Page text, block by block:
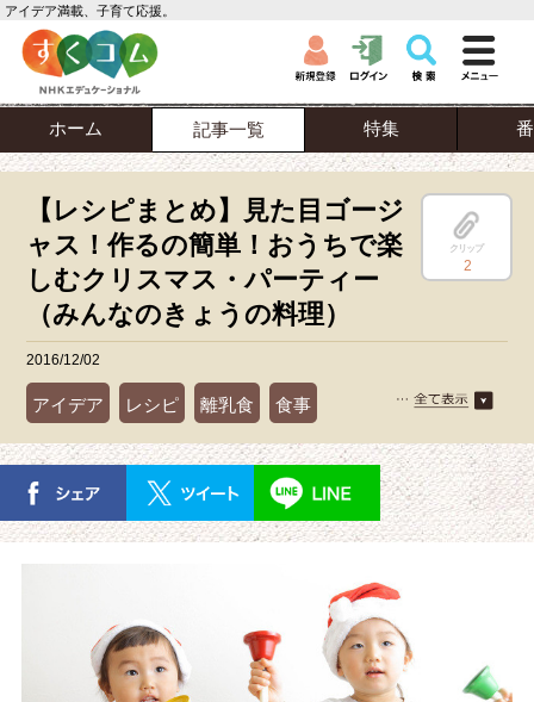
アイデア満載、子育て応援。
ホーム 記事一覧 特集
【レシピまとめ】見た目ゴージ
ャス！作るの簡単！おうちで楽
しむクリスマス・パーティー
（みんなのきょうの料理）
クリップ
2
2016/12/02
アイデア レシピ 離乳食 食事